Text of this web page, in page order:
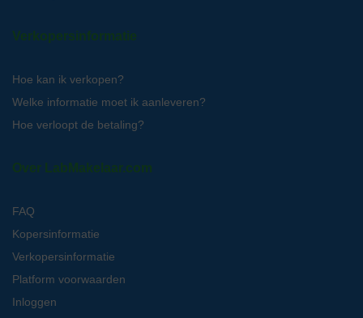
Verkopersinformatie
Hoe kan ik verkopen?
Welke informatie moet ik aanleveren?
Hoe verloopt de betaling?
Over LabMakelaar.com
FAQ
Kopersinformatie
Verkopersinformatie
Platform voorwaarden
Inloggen